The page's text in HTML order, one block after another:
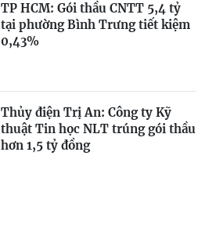
TP HCM: Gói thầu CNTT 5,4 tỷ
tại phường Bình Trưng tiết kiệm
0,43%
Thủy điện Trị An: Công ty Kỹ
thuật Tin học NLT trúng gói thầu
hơn 1,5 tỷ đồng